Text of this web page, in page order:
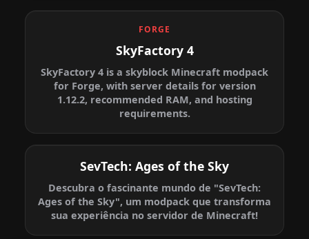
FORGE
SkyFactory 4
SkyFactory 4 is a skyblock Minecraft modpack
for Forge, with server details for version
1.12.2, recommended RAM, and hosting
requirements.
SevTech: Ages of the Sky
Descubra o fascinante mundo de "SevTech:
Ages of the Sky", um modpack que transforma
sua experiência no servidor de Minecraft!